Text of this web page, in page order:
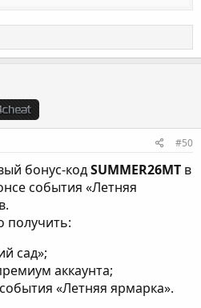
#50
бонус-кодSUMMER26MT в
события «Летняя
получить:
сад»;
аккаунта;
«Летняя ярмарка».